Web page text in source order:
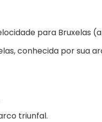
para Bruxelas
conhecida por sua
triunfal.